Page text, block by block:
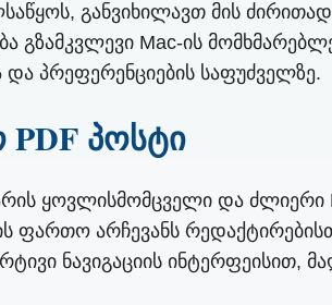
განვიხილავთ მის ძირითად
გზამკვლევი Mac-ის
და პრეფერენციების საფუძველზე.
პოსტი
ყოვლისმომცველი და
ფართო არჩევანს
ნავიგაციის ინტერფეისით,